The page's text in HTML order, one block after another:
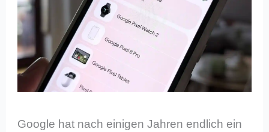
Google hat nach einigen Jahren endlich ein